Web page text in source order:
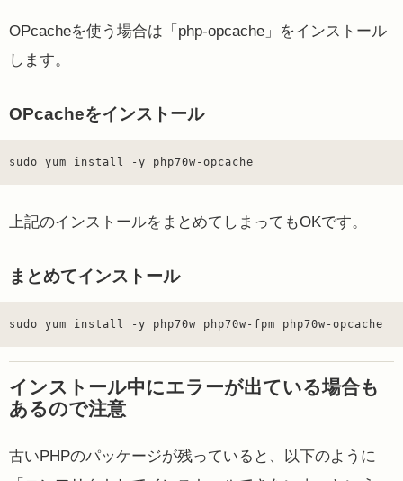
OPcacheを使う場合は「php-opcache」をインストール
します。
OPcacheをインストール
sudo yum install -y php70w-opcache
上記のインストールをまとめてしまってもOKです。
まとめてインストール
sudo yum install -y php70w php70w-fpm php70w-opcache
インストール中にエラーが出ている場合も
あるので注意
古いPHPのパッケージが残っていると、以下のように